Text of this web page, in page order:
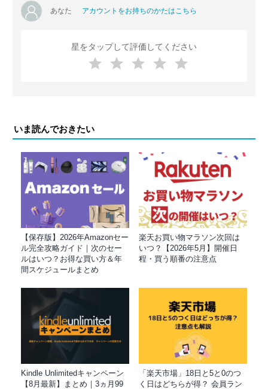
あなた アカウントをお持ちのかたはこちら
星をタップして評価してください
いま読んでおきたい
【保存版】2026年Amazonセー
ル完全攻略ガイド｜次のセー
ルはいつ？お得な買い方＆年
間スケジュールまとめ
楽天お買い物マラソン次回は
いつ？【2026年5月】開催日
程・買う順番の注意点
Kindle Unlimitedキャンペーン
【8月最新】まとめ｜3ヵ月99
「楽天市場」18日と5と0のつ
く日はどちらが得？ 会員ラン